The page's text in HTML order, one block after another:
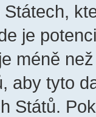
je
méně
aby tyto
Států.